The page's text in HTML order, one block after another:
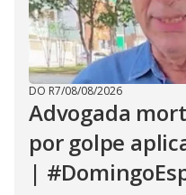
DO R7/08/08/2026
Advogada
por golpe
|